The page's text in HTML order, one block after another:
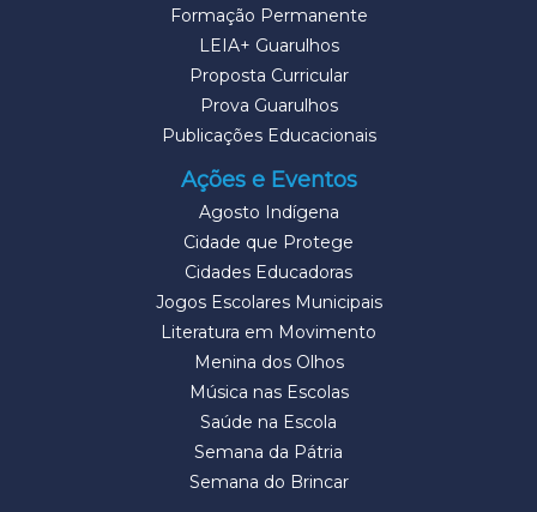
Formação Permanente
LEIA+ Guarulhos
Proposta Curricular
Prova Guarulhos
Publicações Educacionais
Ações e Eventos
Agosto Indígena
Cidade que Protege
Cidades Educadoras
Jogos Escolares Municipais
Literatura em Movimento
Menina dos Olhos
Música nas Escolas
Saúde na Escola
Semana da Pátria
Semana do Brincar